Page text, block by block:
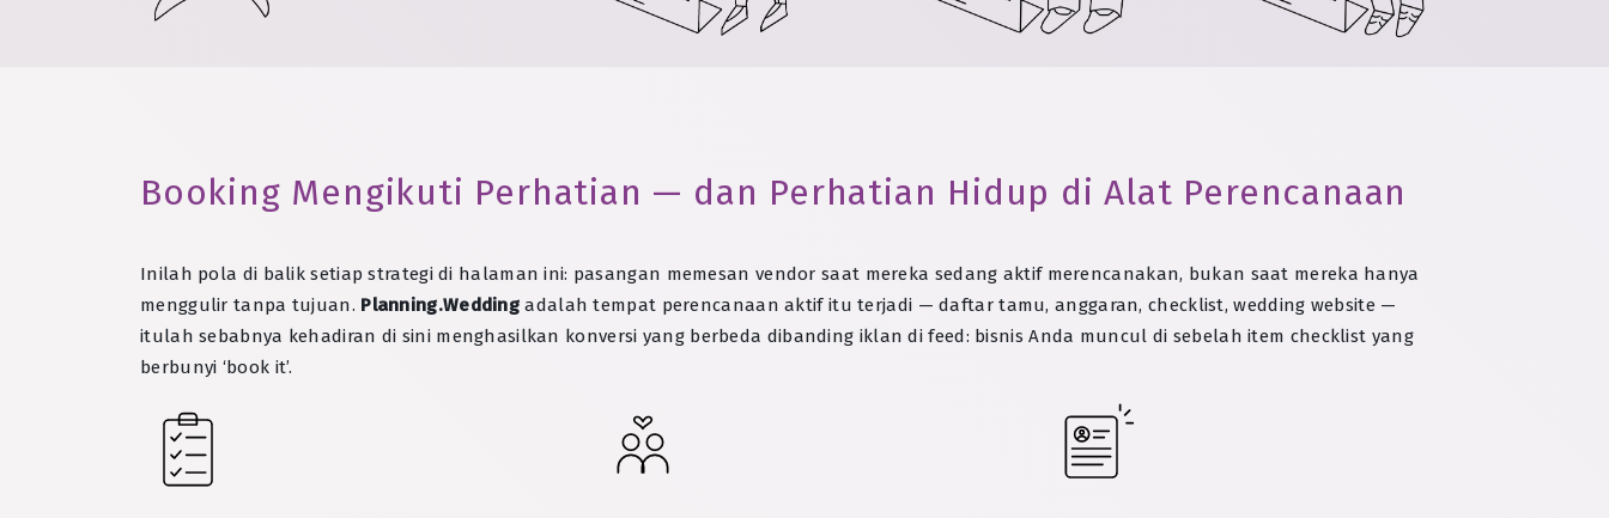
Booking Mengikuti Perhatian — dan Perhatian Hidup di Alat Perencanaan
Inilah pola di balik setiap strategi di halaman ini: pasangan memesan vendor saat mereka sedang aktif merencanakan, bukan saat mereka hanya
menggulir tanpa tujuan. Planning.Wedding adalah tempat perencanaan aktif itu terjadi — daftar tamu, anggaran, checklist, wedding website —
itulah sebabnya kehadiran di sini menghasilkan konversi yang berbeda dibanding iklan di feed: bisnis Anda muncul di sebelah item checklist yang
berbunyi ‘book it’.